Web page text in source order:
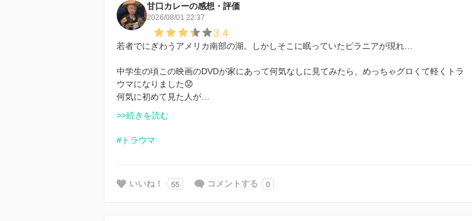
甘口カレーの感想・評価
2026/08/01 22:37
3.4
若者でにぎわうアメリカ南部の湖。しかしそこに眠っていたピラニアが現れ…
中学生の頃この映画のDVDが家にあって何気なしに見てみたら、めっちゃグロくて軽くトラ
ウマになりました😟
何気に初めて見た人が…
>>続きを読む
#トラウマ
いいね！ 55 コメントする 0